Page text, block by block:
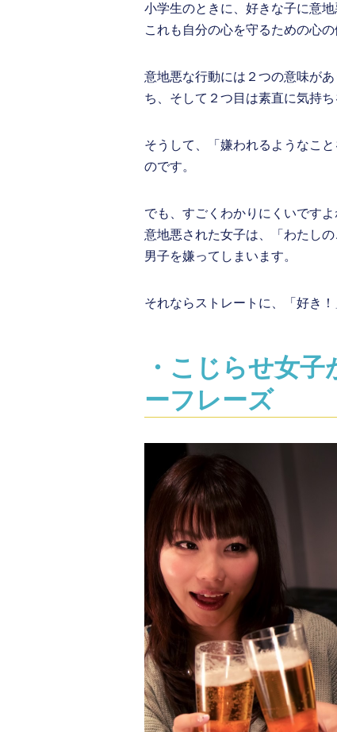
小学生のときに、好きな子に意
これも自分の心を守るための心
意地悪な行動には２つの意味が
ち、そして２つ目は素直に気持
そうして、「嫌われるようなこ
のです。
でも、すごくわかりにくいですよ
意地悪された女子は、「わたし
男子を嫌ってしまいます。
それならストレートに、「好き
・こじらせ女
ーフレーズ